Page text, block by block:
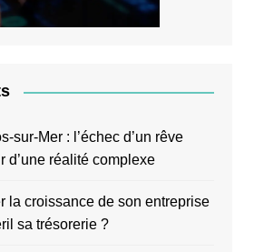
sur-Mer : l’échec d’un rêve
d’une réalité complexe
la croissance de son entreprise
sa trésorerie ?